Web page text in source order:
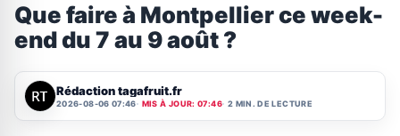
Que faire à Montpellier ce week-
end du 7 au 9 août ?
Rédaction tagafruit.fr
2026-08-06 07:46 MIS À JOUR: 07:46 2 MIN. DE LECTURE